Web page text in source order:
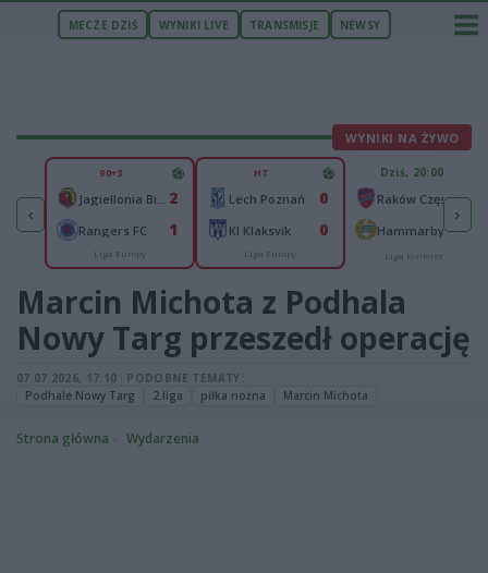
MECZE DZIŚ WYNIKI LIVE TRANSMISJE NEWSY
WYNIKI NA ŻYWO
‹
1
0
90+3
2
Rangers FC 1
Liga Europy
HT
Lech Poznań 0
KI Klaksvik 0
Liga Europy
Dziś, 20:00
Raków Częstochowa
Hammarby IF
Liga Konferencji
›
Marcin Michota z Podhala
Nowy Targ przeszedł operację
07.07.2026, 17:10
PODOBNE TEMATY:
Podhale Nowy Targ
2.liga piłka nożna Marcin Michota
Strona główna Wydarzenia